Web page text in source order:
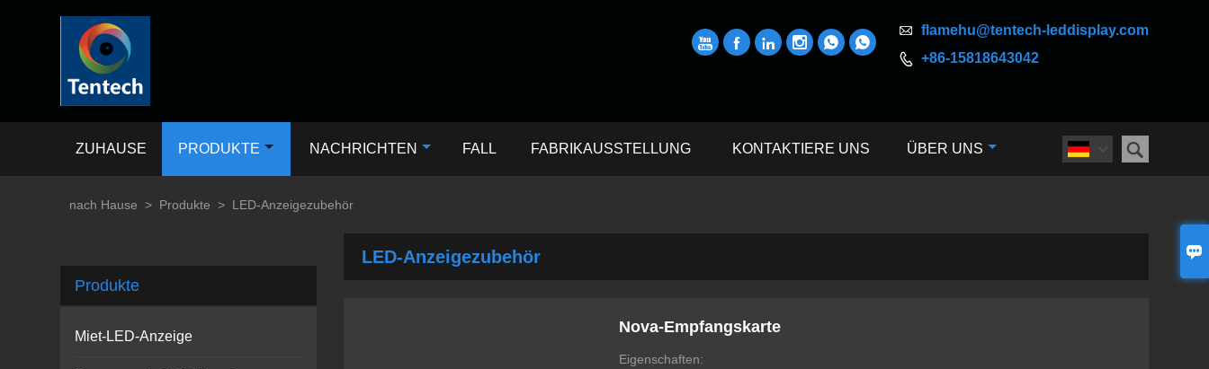

 flamehu@tentech-leddisplay.com
 +86-15818643042
     
 
ZUHAUSE PRODUKTE NACHRICHTEN FALL FABRIKAUSSTELLUNG KONTAKTIERE UNS ÜBER UNS
nach Hause > Produkte > LED-Anzeigezubehör
LED-Anzeigezubehör
Nova-Empfangskarte
Eigenschaften:
Produkte
Miet-LED-Anzeige